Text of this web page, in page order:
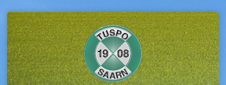
Skip
to
content